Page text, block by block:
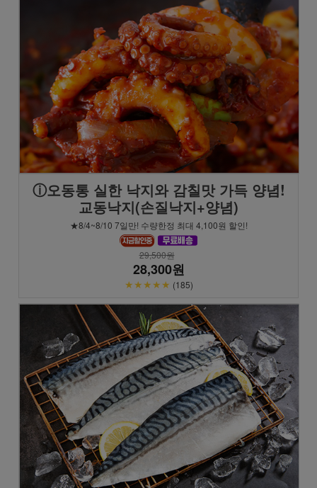
ⓘ오동통 실한 낙지와 감칠맛 가득 양념!
교동낙지(손질낙지+양념)
★8/4~8/10 7일만! 수량한정 최대 4,100원 할인!
29,500원
28,300원
★★★★★ (185)